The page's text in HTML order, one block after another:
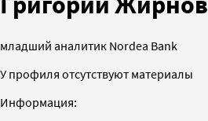
младший аналитик Nordea Bank
У профиля отсутствуют материалы
Информация: